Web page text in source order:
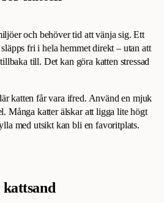
och behöver tid att vänja sig. Ett
fri i hela hemmet direkt – utan att
till. Det kan göra katten stressad
katten får vara ifred. Använd en mjuk
Många katter älskar att ligga lite högt
med utsikt kan bli en favoritplats.